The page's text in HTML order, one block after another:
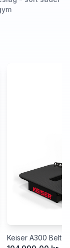
Keiser A300 Belt